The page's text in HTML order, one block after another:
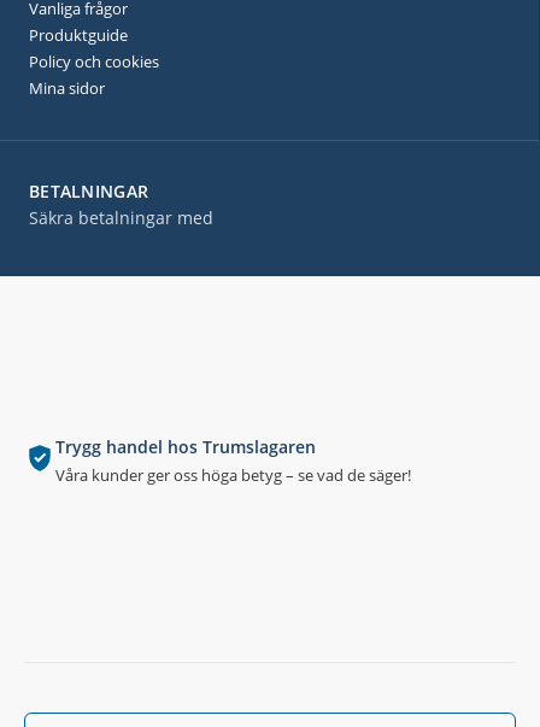
Trygg handel hos Trumslagaren
Våra kunder ger oss höga betyg – se vad de säger!
BETALNINGAR
Säkra betalningar med
Vanliga frågor
Produktguide
Policy och cookies
Mina sidor